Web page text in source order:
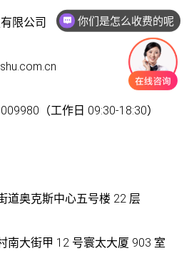
限公司
（工作日 09:30-18:30）
道奥克斯中心五号楼 22 层
南大街甲 12 号寰太大厦 903 室
你们是怎么收费的呢
现在有优惠活动吗